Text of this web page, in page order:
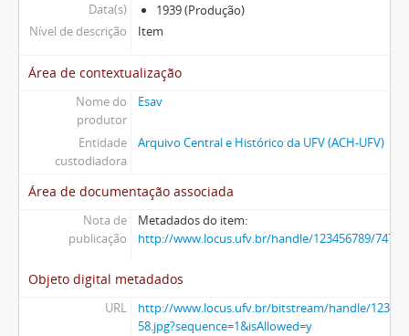
Data(s)
1939 (Produção)
Nível de descrição
Item
Área de contextualização
Nome do
produtor
Esav
Entidade
custodiadora
Arquivo Central e Histórico da UFV (ACH-UFV)
Área de documentação associada
Nota de
publicação
Metadados do item:
http://www.locus.ufv.br/handle/123456789/7476
Objeto digital metadados
URL
http://www.locus.ufv.br/bitstream/handle/
58.jpg?sequence=1&isAllowed=y